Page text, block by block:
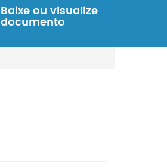
Baixe ou visualize
documento